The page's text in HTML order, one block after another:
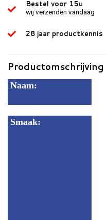
Bestel voor 15u
wij verzenden vandaag
28 jaar productkennis
Productomschrijving
Naam:
Smaak: